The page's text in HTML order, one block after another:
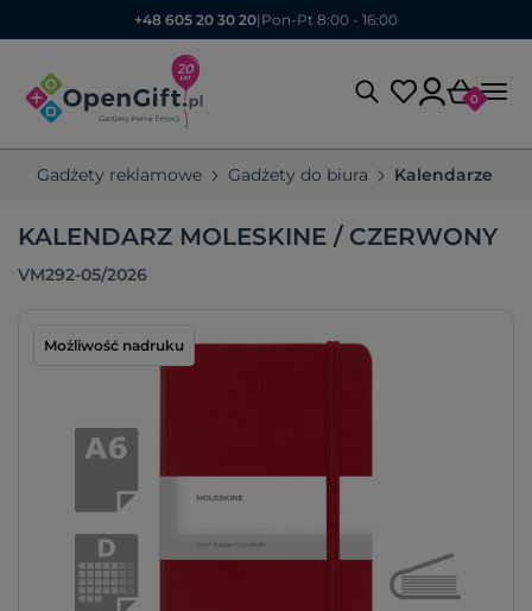
+48 605 20 30 20| Pon-Pt 8:00 - 16:00
0
Gadżety reklamowe Gadżety do biura Kalendarze
KALENDARZ MOLESKINE / CZERWONY
VM292-05/2026
Możliwość nadruku